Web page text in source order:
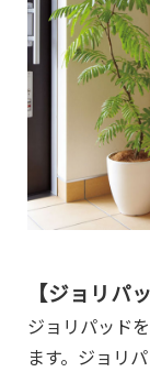
【ジョリパ
ジョリパッド
ます。ジョリ